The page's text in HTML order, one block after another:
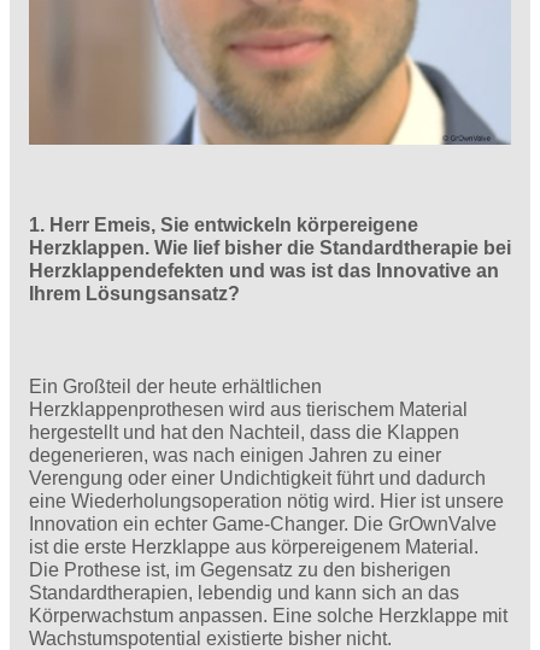
1. Herr Emeis, Sie entwickeln körpereigene
Herzklappen. Wie lief bisher die Standardtherapie bei
Herzklappendefekten und was ist das Innovative an
Ihrem Lösungsansatz?
Ein Großteil der heute erhältlichen
Herzklappenprothesen wird aus tierischem Material
hergestellt und hat den Nachteil, dass die Klappen
degenerieren, was nach einigen Jahren zu einer
Verengung oder einer Undichtigkeit führt und dadurch
eine Wiederholungsoperation nötig wird. Hier ist unsere
Innovation ein echter Game-Changer. Die GrOwnValve
ist die erste Herzklappe aus körpereigenem Material.
Die Prothese ist, im Gegensatz zu den bisherigen
Standardtherapien, lebendig und kann sich an das
Körperwachstum anpassen. Eine solche Herzklappe mit
Wachstumspotential existierte bisher nicht.